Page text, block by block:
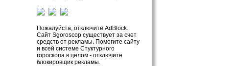
Пожалуйста, отключите AdBlock.
Сайт Sgoroscop существует за счет
средств от рекламы. Помогите сайту
и всей системе Стуктурного
гороскопа в целом - отключите
блокировщик рекламы.